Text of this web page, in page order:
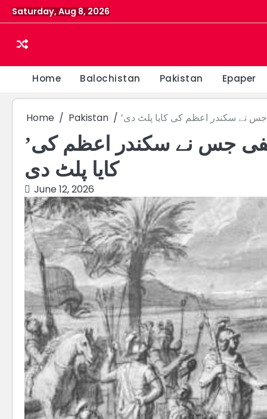
Skip
to
Saturday, Aug 8, 2026
Home Balochistan Pakistan Epaper
Home Pakistan جس نے سکندر اعظم کی کایا پلٹ دی
’منی کلیان‘ وہ ہندوستانی فلسفی جس نے سکندر اعظم کی
کایا پلٹ دی
June 12, 2026